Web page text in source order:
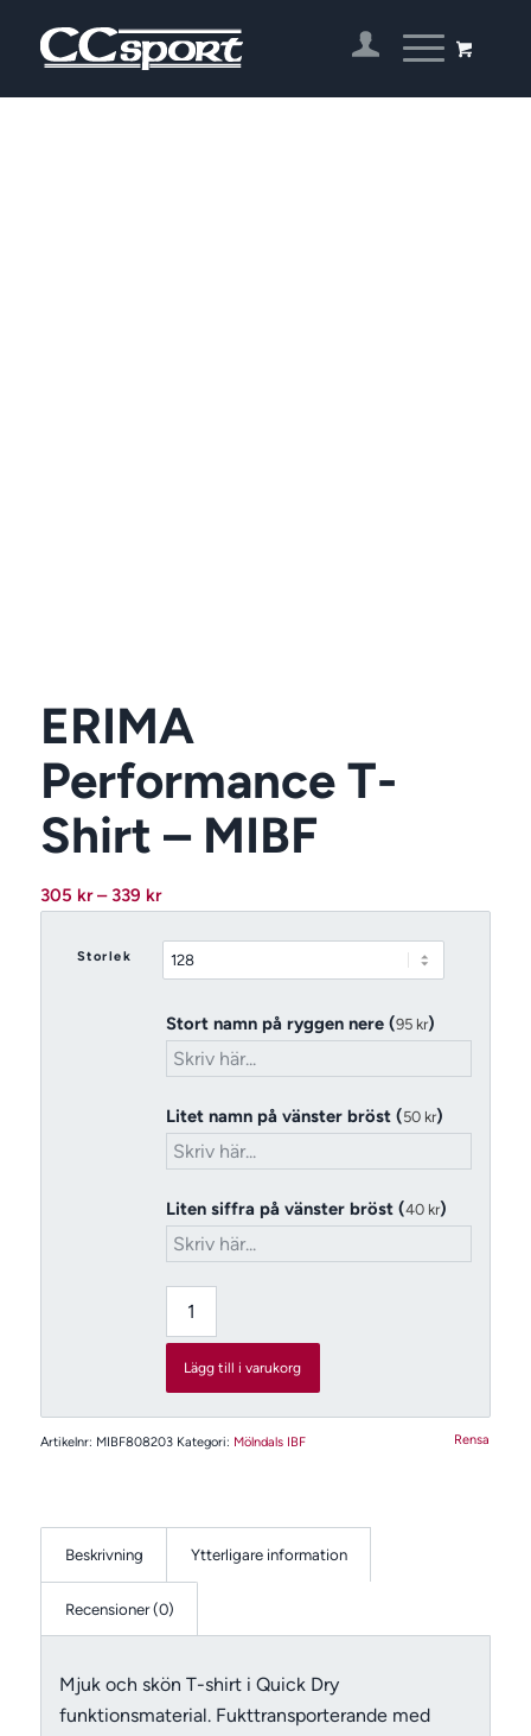
ERIMA
Performance T-
Shirt – MIBF
305 kr – 339 krPrisintervall:
till
339 kr
Storlek
Rensa
Stort namn på ryggen nere (95 kr)
Litet namn på vänster bröst (50 kr)
Liten siffra på vänster bröst (40 kr)
Lägg till i varukorg
Artikelnr: MIBF808203 Kategori: Mölndals IBF
Beskrivning Ytterligare information
Recensioner (0)
Mjuk och skön T-shirt i Quick Dry
funktionsmaterial. Fukttransporterande med